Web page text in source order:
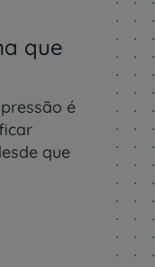
que
é
que